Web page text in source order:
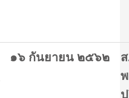
๑๖ กันยายน ๒๕๖๒